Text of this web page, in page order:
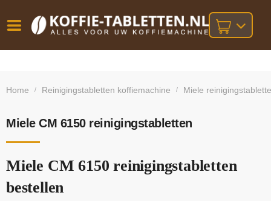
besteld,
bij orders
Home / Reinigingstabletten koffiemachine / Miele
Miele CM 6150 reinigingstabletten
Miele CM 6150 reinigingstabletten
bestellen